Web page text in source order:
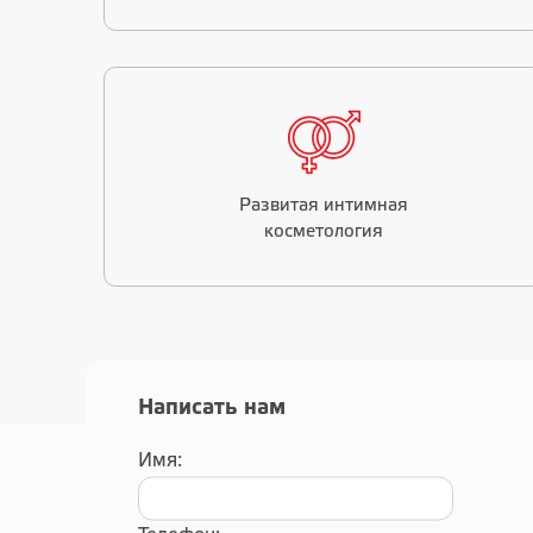
Развитая интимная
косметология
Написать нам
Имя: